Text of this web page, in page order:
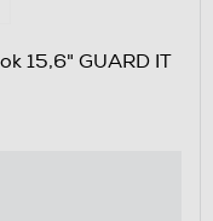
15,6" GUARD IT